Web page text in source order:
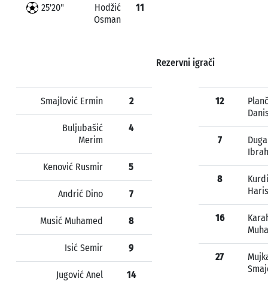
25'20"
Hodžić
Osman
11
Rezervni igrači
Smajlović Ermin 2
Buljubašić
Merim
4
Kenović Rusmir 5
Andrić Dino 7
Musić Muhamed 8
Isić Semir 9
Jugović Anel 14
12
7
8
Haris
16
27